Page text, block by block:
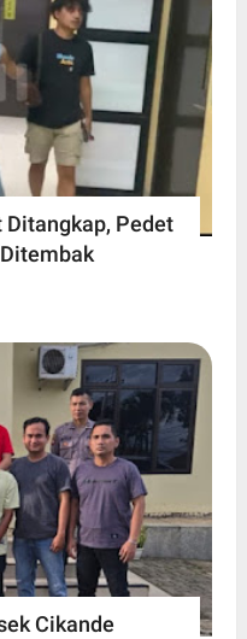
Pedet
Cikande